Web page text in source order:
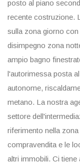
posto al piano
recente costruzione.
sulla zona giorno
disimpegno zona
ampio bagno
l'autorimessa posta
autonome,
metano. La nostra
settore
riferimento nella
compravendita e le
altri immobili. Ci